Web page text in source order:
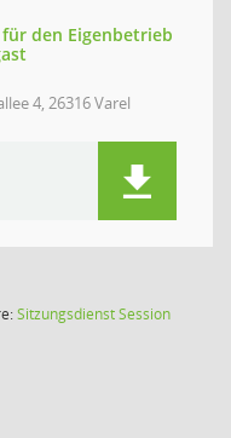
den Eigenbetrieb
4, 26316 Varel
SitzungsdienstSession(Wird in